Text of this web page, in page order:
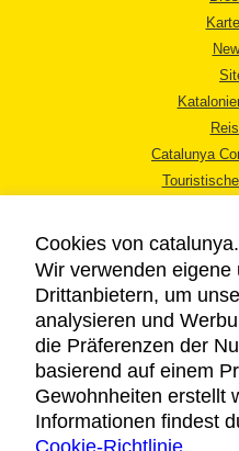
Catalunya
Cookies von
Wir verwenden eigene
Drittanbietern, um
analysieren und
die Präferenzen der
basierend auf einem
Gewohnheiten erstellt
Informationen findest
Cookie-Richtlinie